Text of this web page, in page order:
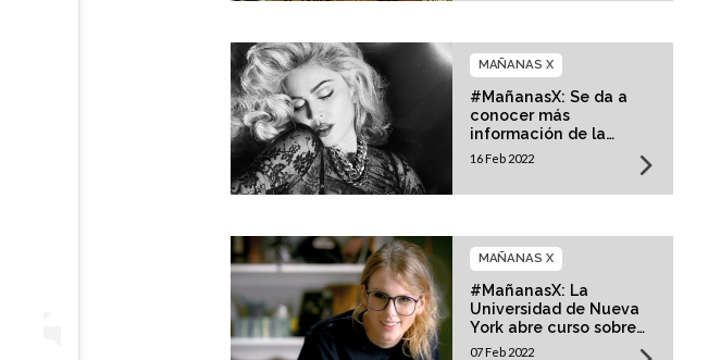
#MañanasX: Se da a
conocer más
información de la
película biográfica de
MAÑANAS X
16 Feb 2022
#MañanasX: La
Universidad de Nueva
York abre curso sobre
Taylor Swift
MAÑANAS X
07 Feb 2022